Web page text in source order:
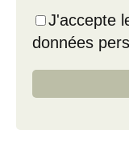
J'accepte
données